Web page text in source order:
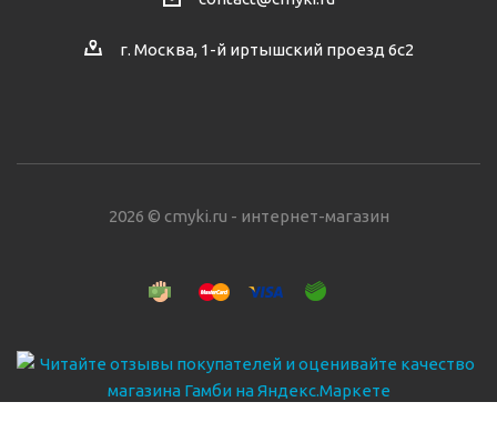
г. Москва, 1-й иртышский проезд 6с2
2026 © cmyki.ru - интернет-магазин